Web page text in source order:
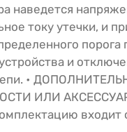
наведется
току утечки, и
порога
и
•
ИЛИ
входит